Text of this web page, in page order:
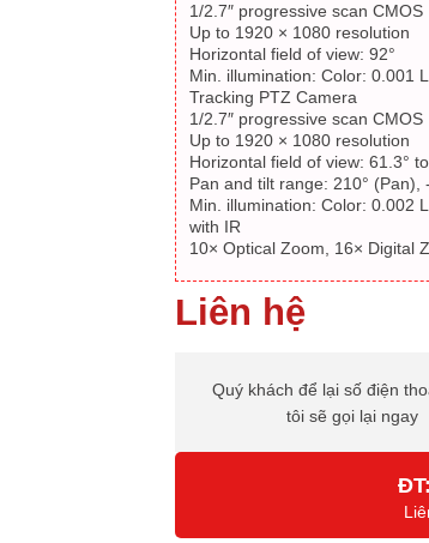
1/2.7″ progressive scan CMOS
Up to 1920 × 1080 resolution
Horizontal field of view: 92°
Min. illumination: Color: 0.001
Tracking PTZ Camera
1/2.7″ progressive scan CMOS
Up to 1920 × 1080 resolution
Horizontal field of view: 61.3°
Pan and tilt range: 210° (Pan),
Min. illumination: Color: 0.002
with IR
10× Optical Zoom, 16× Digital
Liên hệ
Quý khách để lại số điện
tôi sẽ gọi lại ngay